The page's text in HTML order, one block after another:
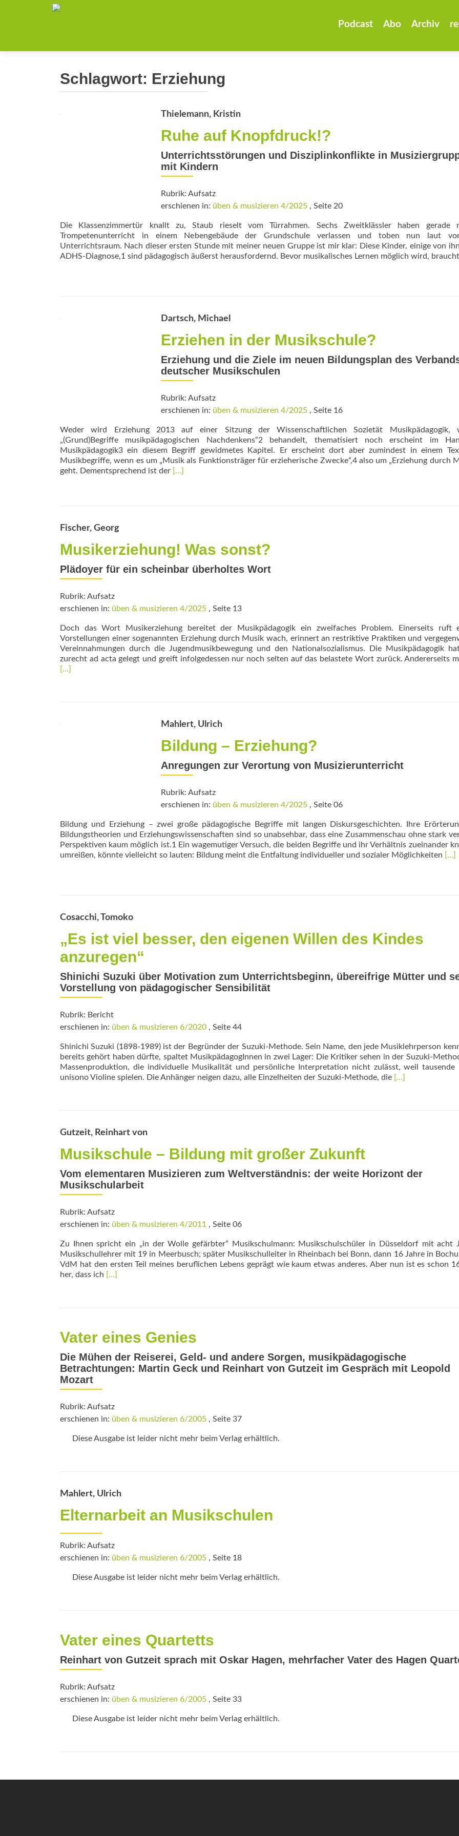
Podcast Abo Archiv
Schlagwort: Erziehung
Thielemann, Kristin
Ruhe auf Knopfdruck!?
Unterrichtsstörungen und Disziplinkonflikte in
mit Kindern
Rubrik: Aufsatz
erschienen in: üben & musizieren 4/2025 , Seite 20
Die Klassenzimmertür knallt zu, Staub rieselt vom Türrahmen. Sechs Zweitklässler haben gerade
Trompetenunterricht in einem Nebengebäude der Grundschule verlassen und toben nun laut
Unterrichtsraum. Nach dieser ersten Stunde mit meiner neuen Gruppe ist mir klar: Diese Kinder, einige von
ADHS-Diagnose,1 sind pädagogisch äußerst herausfordernd. Bevor musikalisches Lernen möglich wird, braucht
Dartsch, Michael
Erziehen in der Musikschule?
Erziehung und die Ziele im neuen Bildungsplan des
deutscher Musikschulen
Rubrik: Aufsatz
erschienen in: üben & musizieren 4/2025 , Seite 16
Weder wird Erziehung 2013 auf einer Sitzung der Wissenschaftlichen Sozietät Musikpädagogik,
„(Grund)Begriffe musikpädagogischen Nachdenkens“2 behandelt, thematisiert noch erscheint im
Musikpädagogik3 ein diesem Begriff gewidmetes Kapitel. Er erscheint dort aber zumindest in einem
Musikbegriffe, wenn es um „Musik als Funktionsträger für erzieherische Zwecke“,4 also um „Erziehung durch
geht. Dementsprechend ist der Read
[…]
Fischer, Georg
Musikerziehung! Was sonst?
Plädoyer für ein scheinbar überholtes Wort
Rubrik: Aufsatz
erschienen in: üben & musizieren 4/2025 , Seite 13
Doch das Wort Musikerziehung bereitet der Musikpädagogik ein zweifaches Problem. Einerseits ruft
Vorstellungen einer sogenannten Erziehung durch Musik wach, erinnert an restriktive Praktiken und
Vereinnahmungen durch die Jugendmusikbewegung und den National­sozialismus. Die Musikpädagogik
zurecht ad acta gelegt und greift infolgedessen nur noch selten auf das belastete Wort zurück. Andererseits
[…]
Mahlert, Ulrich
Bildung – Erziehung?
Anregungen zur Verortung von Musizierunterricht
Rubrik: Aufsatz
erschienen in: üben & musizieren 4/2025 , Seite 06
Bildung und Erziehung – zwei große pädagogische Begriffe mit langen Diskursgeschichten. Ihre
Bildungstheorien und Erziehungswissenschaften sind so un­absehbar, dass eine Zusammenschau ohne stark
Perspektiven kaum möglich ist.1 Ein wagemutiger Versuch, die beiden Begriffe und ihr Verhältnis zueinander
umreißen, könnte vielleicht so lauten: Bildung meint die Entfaltung individueller und sozialer Möglichkeiten Read
[…]
Cosacchi, Tomoko
„Es ist viel besser, den eigenen Willen des Kindes
anzuregen“
Shinichi Suzuki über Motivation zum Unterrichtsbeginn, übereifrige Mütter und
Vorstellung von pädagogischer Sensibilität
Rubrik: Bericht
erschienen in: üben & musizieren 6/2020 , Seite 44
Shinichi Suzuki (1898-1989) ist der Begründer der Suzuki-Methode. Sein Name, den jede Musiklehrperson
bereits gehört haben dürfte, spaltet MusikpädagogInnen in zwei Lager: Die Kritiker sehen in der Suzuki-
Massenproduktion, die individuelle Musikalität und persönliche Interpretation nicht zulässt, weil tausende
unisono Violine spielen. Die Anhänger neigen dazu, alle Einzelheiten der Suzuki-Methode, die Read
Willen
des
[…]
Gutzeit, Reinhart von
Musikschule – Bildung mit ­großer Zukunft
Vom elementaren Musizieren zum Weltverständnis: der weite Horizont der
Musikschularbeit
Rubrik: Aufsatz
erschienen in: üben & musizieren 4/2011 , Seite 06
Zu Ihnen spricht ein „in der Wolle gefärbter“ Musikschulmann: Musikschulschüler in Düsseldorf mit acht
Musikschullehrer mit 19 in Meerbusch; später Musikschulleiter in Rheinbach bei Bonn, dann 16 Jahre in
VdM hat den ersten Teil meines beruflichen Lebens geprägt wie kaum etwas anderes. Aber nun ist es schon
her, dass ich Read
mit
großer
Zukunft
[…]
Vater eines Genies
Die Mühen der Reiserei, Geld- und andere Sorgen, musikpädagogische
Betrachtungen: Martin Geck und Reinhart von Gutzeit im Gespräch mit Leopold
Mozart
Rubrik: Aufsatz
erschienen in: üben & musizieren 6/2005 , Seite 37
Diese Ausgabe ist leider nicht mehr beim Verlag erhältlich.
Mahlert, Ulrich
Elternarbeit an Musikschulen
Rubrik: Aufsatz
erschienen in: üben & musizieren 6/2005 , Seite 18
Diese Ausgabe ist leider nicht mehr beim Verlag erhältlich.
Vater eines Quartetts
Reinhart von Gutzeit sprach mit Oskar Hagen, mehrfacher Vater des Hagen
Rubrik: Aufsatz
erschienen in: üben & musizieren 6/2005 , Seite 33
Diese Ausgabe ist leider nicht mehr beim Verlag erhältlich.